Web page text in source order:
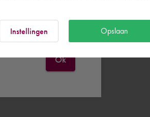
Ok
Instellingen Opslaan